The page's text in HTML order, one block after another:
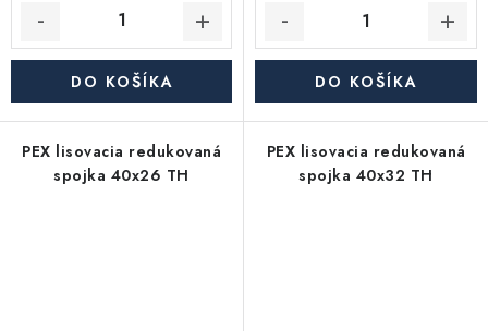
DO KOŠÍKA DO KOŠÍKA
PEX lisovacia redukovaná
spojka 40x26 TH
PEX lisovacia redukovaná
spojka 40x32 TH